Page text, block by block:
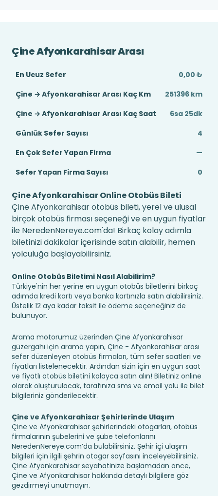
Çine Afyonkarahisar Arası
En Ucuz Sefer
0,00 ₺
Çine → Afyonkarahisar Arası Kaç Km
251396 km
Çine → Afyonkarahisar Arası Kaç Saat
6sa 25dk
Günlük Sefer Sayısı
4
En Çok Sefer Yapan Firma
—
Sefer Yapan Firma Sayısı
0
Çine Afyonkarahisar Online Otobüs Bileti
Çine Afyonkarahisar otobüs bileti, yerel ve ulusal
birçok otobüs firması seçeneği ve en uygun fiyatlar
ile NeredenNereye.com'da! Birkaç kolay adımla
biletinizi dakikalar içerisinde satın alabilir, hemen
yolculuğa başlayabilirsiniz.
Online Otobüs Biletimi Nasıl Alabilirim?
Türkiye'nin her yerine en uygun otobüs biletlerini birkaç
adımda kredi kartı veya banka kartınızla satın alabilirsiniz.
Üstelik 12 aya kadar taksit ile ödeme seçeneğiniz de
bulunuyor.
Arama motorumuz üzerinden Çine Afyonkarahisar
güzergahı için arama yapın, Çine - Afyonkarahisar arası
sefer düzenleyen otobüs firmaları, tüm sefer saatleri ve
fiyatları listelenecektir. Ardından sizin için en uygun saat
ve fiyatlı otobüs biletini kolayca satın alın! Biletiniz online
olarak oluşturulacak, tarafınıza sms ve email yolu ile bilet
bilgileriniz gönderilecektir.
Çine ve Afyonkarahisar Şehirlerinde Ulaşım
Çine ve Afyonkarahisar şehirlerindeki otogarları, otobüs
firmalarının şubelerini ve şube telefonlarını
NeredenNereye.com’da bulabilirsiniz. Şehir içi ulaşım
bilgileri için ilgili şehrin otogar sayfasını inceleyebilirsiniz.
Çine Afyonkarahisar seyahatinize başlamadan önce,
Çine ve Afyonkarahisar hakkında detaylı bilgilere göz
gezdirmeyi unutmayın.